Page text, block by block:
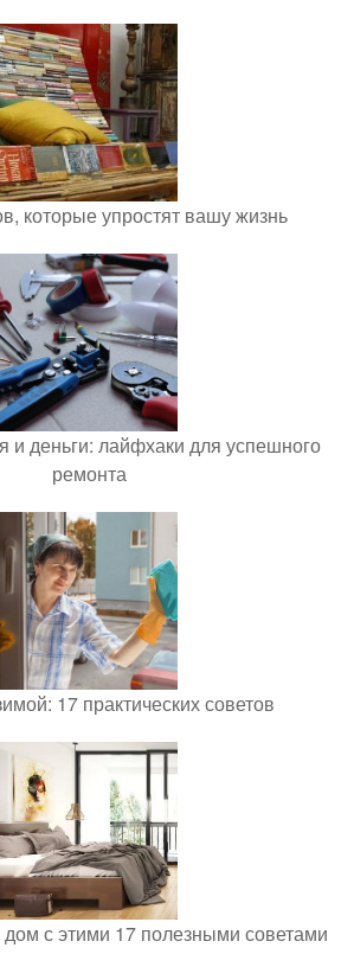
которые упростят вашу жизнь
деньги: лайфхаки для успешного
ремонта
17 практических советов
с этими 17 полезными советами